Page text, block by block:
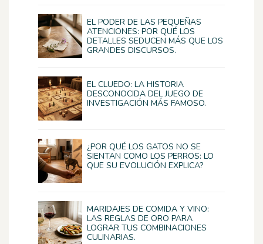
EL PODER DE LAS PEQUEÑAS
ATENCIONES: POR QUÉ LOS
DETALLES SEDUCEN MÁS QUE LOS
GRANDES DISCURSOS.
EL CLUEDO: LA HISTORIA
DESCONOCIDA DEL JUEGO DE
INVESTIGACIÓN MÁS FAMOSO.
¿POR QUÉ LOS GATOS NO SE
SIENTAN COMO LOS PERROS: LO
QUE SU EVOLUCIÓN EXPLICA?
MARIDAJES DE COMIDA Y VINO:
LAS REGLAS DE ORO PARA
LOGRAR TUS COMBINACIONES
CULINARIAS.